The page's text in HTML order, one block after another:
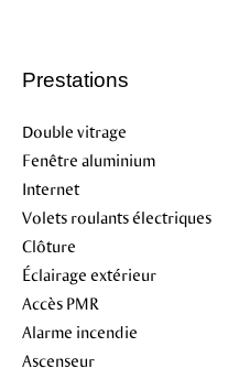
Prestations
Double vitrage
Fenêtre aluminium
Internet
Volets roulants électriques
Clôture
Éclairage extérieur
Accès PMR
Alarme incendie
Ascenseur